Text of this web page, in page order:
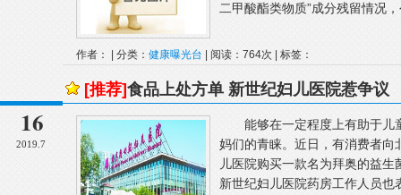
二甲酸酯类物质”成分残留情况
作者： | 分类： 健康曝光台 | 阅读：764次 | 标签：
16
2019.7
[推荐]食品上处方单 新世纪妇儿医院惹争议
能够在一定程度上有助于儿
妈们的青睐。近日，有消费者
儿医院购买一款名为拜奥的益
新世纪妇儿医院药房工作人员